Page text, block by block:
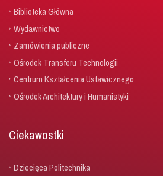
Biblioteka Główna
Wydawnictwo
Zamówienia publiczne
Ośrodek Transferu Technologii
Centrum Kształcenia Ustawicznego
Ośrodek Architektury i Humanistyki
Ciekawostki
Dziecięca Politechnika